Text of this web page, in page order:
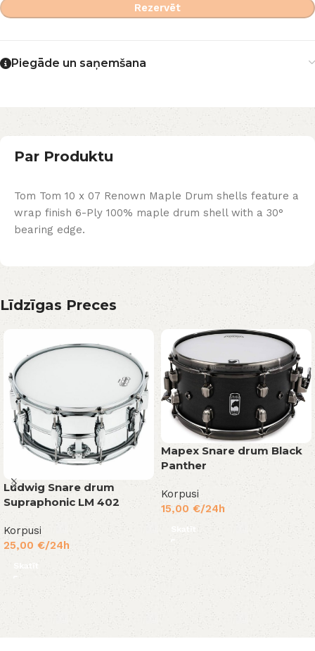
Rezervēt
Piegāde un saņemšana
Par Produktu
Tom Tom 10 x 07 Renown Maple Drum shells feature a
wrap finish 6-Ply 100% maple drum shell with a 30°
bearing edge.
Līdzīgas Preces
Ludwig Snare drum
Supraphonic LM 402
Korpusi
25,00 €/24h
Skatīt
Mapex Snare drum Black
Panther
Korpusi
15,00 €/24h
Skatīt